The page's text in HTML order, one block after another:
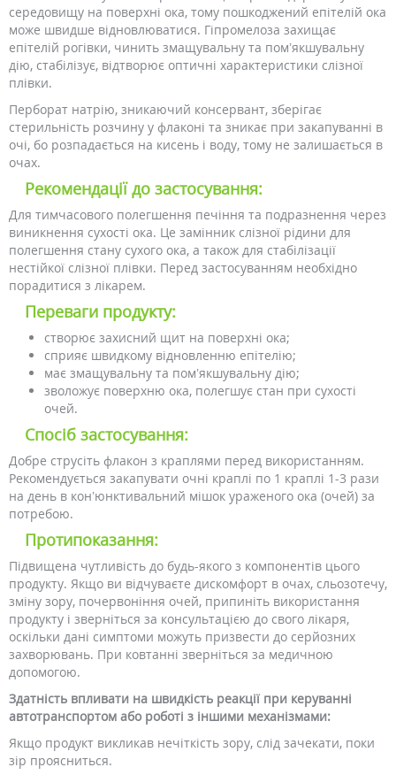
середовищу на поверхні ока, тому пошкоджений епітелій ока
може швидше відновлюватися. Гіпромелоза захищає
епітелій рогівки, чинить змащувальну та пом’якшувальну
дію, стабілізує, відтворює оптичні характеристики слізної
плівки.
Перборат натрію, зникаючий консервант, зберігає
стерильність розчину у флаконі та зникає при закапуванні в
очі, бо розпадається на кисень і воду, тому не залишається в
очах.
Рекомендації до застосування:
Для тимчасового полегшення печіння та подразнення через
виникнення сухості ока. Це замінник слізної рідини для
полегшення стану сухого ока, а також для стабілізації
нестійкої слізної плівки. Перед застосуванням необхідно
порадитися з лікарем.
Переваги продукту:
створює захисний щит на поверхні ока;
сприяє швидкому відновленню епітелію;
має змащувальну та пом’якшувальну дію;
зволожує поверхню ока, полегшує стан при сухості
очей.
Спосіб застосування:
Добре струсіть флакон з краплями перед використанням.
Рекомендується закапувати очні краплі по 1 краплі 1-3 рази
на день в кон’юнктивальний мішок ураженого ока (очей) за
потребою.
Протипоказання:
Підвищена чутливість до будь-якого з компонентів цього
продукту. Якщо ви відчуваєте дискомфорт в очах, сльозотечу,
зміну зору, почервоніння очей, припиніть використання
продукту і зверніться за консультацією до свого лікаря,
оскільки дані симптоми можуть призвести до серйозних
захворювань. При ковтанні зверніться за медичною
допомогою.
Здатність впливати на швидкість реакції при керуванні
автотранспортом або роботі з іншими механізмами:
Якщо продукт викликав нечіткість зору, слід зачекати, поки
зір проясниться.